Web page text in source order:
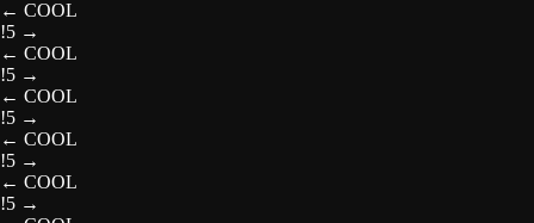
← COOL
!5 →
← COOL
!5 →
← COOL
!5 →
← COOL
!5 →
← COOL
!5 →